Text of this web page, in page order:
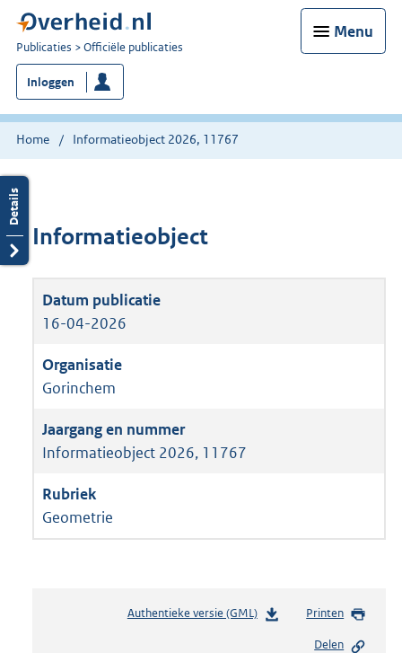
Menu
U
bent
nu
hier:
Publicaties Officiële publicaties
Inloggen
Home Informatieobject 2026, 11767
Informatieobject
16-04-2026
Gorinchem
Informatieobject 2026, 11767
Geometrie
Authentieke versie (GML)b
Printen
Delen